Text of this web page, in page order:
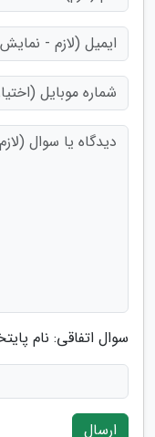
سوال اتفاقی: نام
ارسال